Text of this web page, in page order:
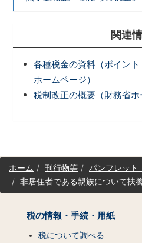
関連
各種税金の資料（ポイン
ホームページ）
税制改正の概要（財務省ホ
サ
イホーム 刊行物等
パンフレット
非居住者である親族について扶
税の情報・手続・用紙
税について調べる